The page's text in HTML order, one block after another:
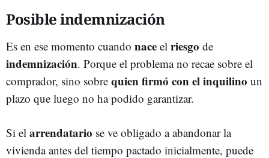
Posible indemnización
Es en ese momento cuando nace el riesgo de
indemnización. Porque el problema no recae sobre el
comprador, sino sobre quien firmó con el inquilino un
plazo que luego no ha podido garantizar.
Si el arrendatario se ve obligado a abandonar la
vivienda antes del tiempo pactado inicialmente, puede